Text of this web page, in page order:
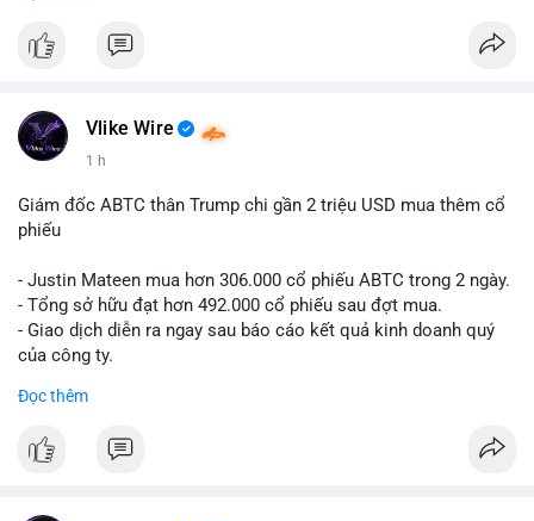
#12dot1btc #786kusd
$cro
📰 Nguồn: Cointelegraph
Vlike Wire
1 h
Giám đốc ABTC thân Trump chi gần 2 triệu USD mua thêm cổ
phiếu
- Justin Mateen mua hơn 306.000 cổ phiếu ABTC trong 2 ngày.
- Tổng sở hữu đạt hơn 492.000 cổ phiếu sau đợt mua.
- Giao dịch diễn ra ngay sau báo cáo kết quả kinh doanh quý
của công ty.
#abtc #cryptonews
$btc $eth
Đọc thêm